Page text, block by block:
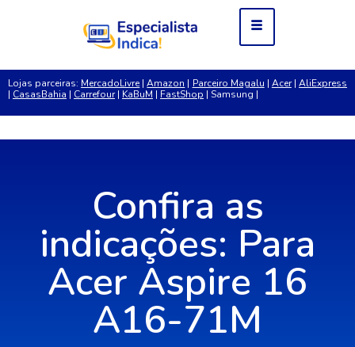
Lojas parceiras: MercadoLivre | Amazon | Parceiro Magalu | Acer|AliExpress
| CasasBahia | Carrefour| KaBuM | FastShop | Samsung |
Confira as
indicações: Para
Acer Aspire 16
A16-71M